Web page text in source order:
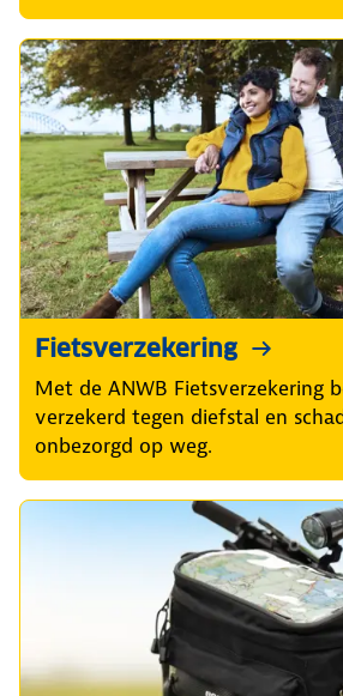
Fietsverzekering
Met de ANWB Fietsverzekering
verzekerd tegen diefstal en
onbezorgd op weg.